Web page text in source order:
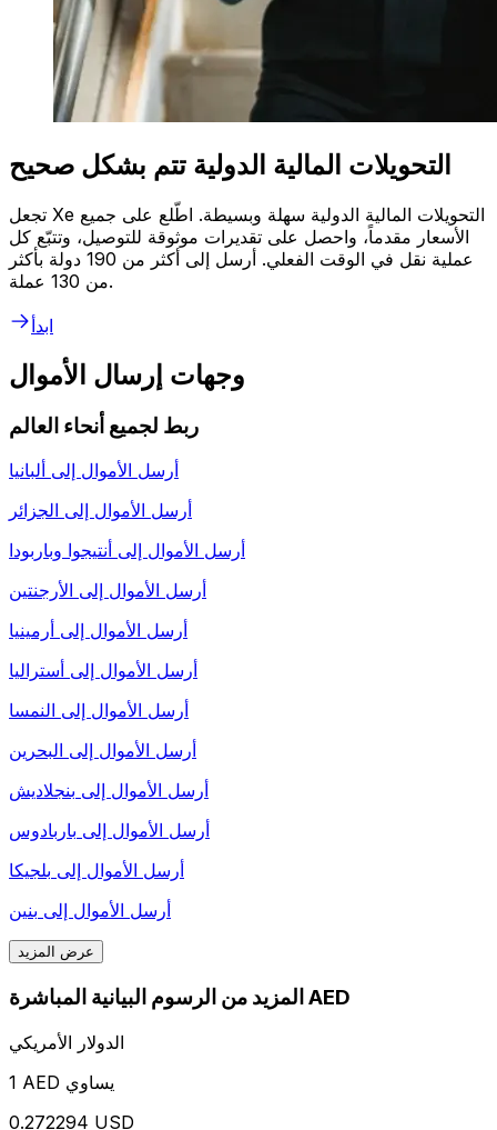
التحويلات المالية الدولية تتم بشكل صحيح
تجعل Xe التحويلات المالية الدولية سهلة وبسيطة. اطّلع على جميع
الأسعار مقدماً، واحصل على تقديرات موثوقة للتوصيل، وتتبّع كل
عملية نقل في الوقت الفعلي. أرسل إلى أكثر من 190 دولة بأكثر
من 130 عملة.
ابدأ
وجهات إرسال الأموال
ربط لجميع أنحاء العالم
أرسل الأموال إلى ألبانيا
أرسل الأموال إلى الجزائر
أرسل الأموال إلى أنتيجوا وباربودا
أرسل الأموال إلى الأرجنتين
أرسل الأموال إلى أرمينيا
أرسل الأموال إلى أستراليا
أرسل الأموال إلى النمسا
أرسل الأموال إلى البحرين
أرسل الأموال إلى بنجلاديش
أرسل الأموال إلى باربادوس
أرسل الأموال إلى بلجيكا
أرسل الأموال إلى بنين
عرض المزيد
المزيد من الرسوم البيانية المباشرة AED
الدولار الأمريكي
1 AED يساوي
0.272294 USD